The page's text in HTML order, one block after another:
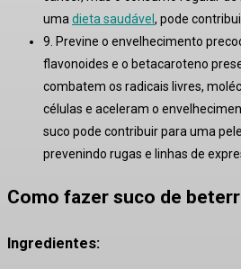
uma dieta saudável , pode
9. Previne o envelhecimento
flavonoides e o betacaroteno
combatem os radicais livres,
células e aceleram o
suco pode contribuir para uma
prevenindo rugas e linhas de
Como fazer suco de
Ingredientes: